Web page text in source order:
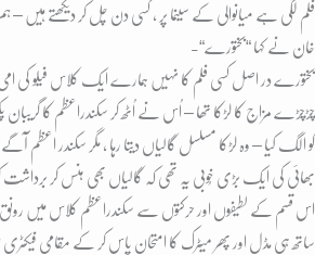
فلم لگی ہے میانوالی کے سینما پر ، کسی دن چل کر دیکھتے ہیں –
خان نے کہا “بختورے“-
بختورے در اصل کسی فلم کا نہیں ہمارے ایک کلاس فیلو کی
چڑچڑے مزاج کا لڑکا تھا – اُس نے اُٹھ کر سکندراعظم کا گریبان
کو الگ کیا – وہ لڑکا مسلسل گالیاں دیتا رہا ، مگر سکندر اعظم
بھائی کی ایک بڑی خُوبی یہ تھی کہ گالیاں بھی ہنس کر
اس قسم کے لطیفوں اور حرکتوں سے سکندراعظم کلاس میں
ساتھ ہی مڈل اور پھر میٹرک کا امتحان پاس کر کے مقامی